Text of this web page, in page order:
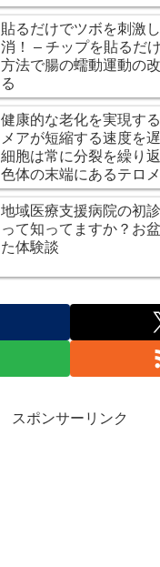
貼るだけでツボを刺激
消！ – チップを貼るだ
方法で腸の蠕動運動の
る
健康的な老化を実現す
メアが短縮する速度を
細胞は常に分裂を繰り
色体の末端にあるテロ
短くなると、細胞は分
化が進行する。
地域医療支援病院の初
って知ってますか？お
た体験談
スポンサーリンク